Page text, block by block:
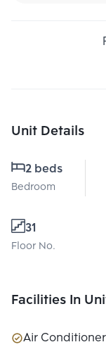
Unit Details
2 beds
Bedroom
31
Floor No.
Facilities In
Air Conditioner